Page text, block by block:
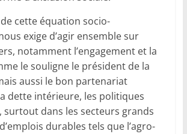
cette équation socio-
exige d’agir ensemble sur
notamment l’engagement et la
le souligne le président de la
aussi le bon partenariat
dette intérieure, les politiques
surtout dans les secteurs grands
durables tels que l’agro-